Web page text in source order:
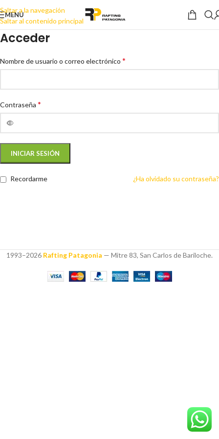
Saltar a la navegación
Saltar al contenido principal
MENÚ
Acceder
Nombre de usuario o correo electrónico *
Contraseña *
INICIAR SESIÓN
¿Ha olvidado su contraseña?
Recordarme
1993–2026 Rafting Patagonia — Mitre 83, San Carlos de Bariloche.